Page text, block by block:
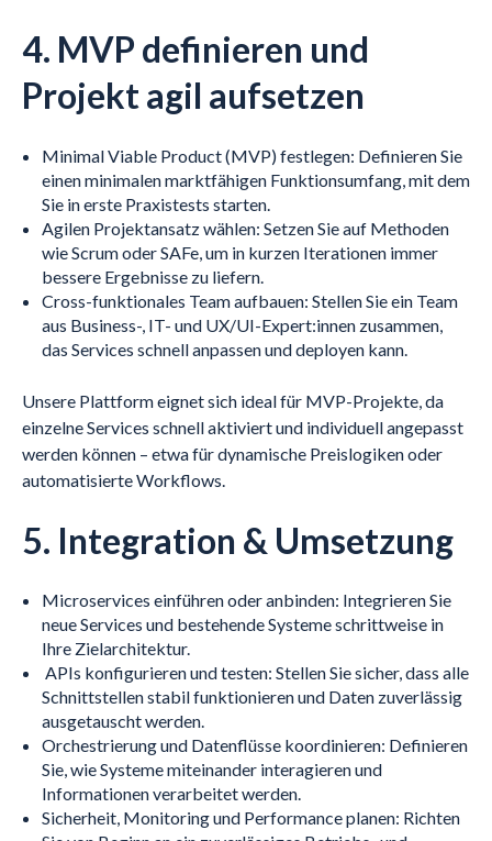
4. MVP definieren und
Projekt agil aufsetzen
Minimal Viable Product (MVP) festlegen: Definieren Sie
einen minimalen marktfähigen Funktionsumfang, mit dem
Sie in erste Praxistests starten.
Agilen Projektansatz wählen: Setzen Sie auf Methoden
wie Scrum oder SAFe, um in kurzen Iterationen immer
bessere Ergebnisse zu liefern.
Cross-funktionales Team aufbauen: Stellen Sie ein Team
aus Business-, IT- und UX/UI-Expert:innen zusammen,
das Services schnell anpassen und deployen kann.
Unsere Plattform eignet sich ideal für MVP-Projekte, da
einzelne Services schnell aktiviert und individuell angepasst
werden können – etwa für dynamische Preislogiken oder
automatisierte Workflows.
5. Integration & Umsetzung
Microservices einführen oder anbinden: Integrieren Sie
neue Services und bestehende Systeme schrittweise in
Ihre Zielarchitektur.
APIs konfigurieren und testen: Stellen Sie sicher, dass alle
Schnittstellen stabil funktionieren und Daten zuverlässig
ausgetauscht werden.
Orchestrierung und Datenflüsse koordinieren: Definieren
Sie, wie Systeme miteinander interagieren und
Informationen verarbeitet werden.
Sicherheit, Monitoring und Performance planen: Richten